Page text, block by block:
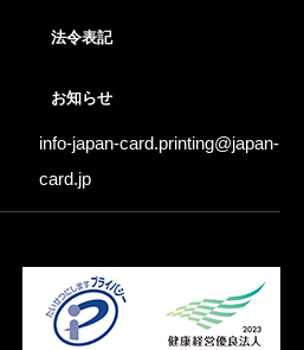
法令表記
お知らせ
info-japan-card.printing@japan-
card.jp